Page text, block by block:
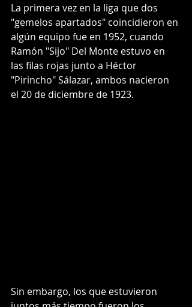
La primera vez en la liga que dos
"gemelos apartados" coincidieron en
algún equipo fue en 1952, cuando
Ramón "Sijo" Del Monte estuvo en
las filas rojas junto a Héctor
"Pirincho" Sálazar, ambos nacieron
el 20 de diciembre de 1923.
Sin embargo, los que estuvieron